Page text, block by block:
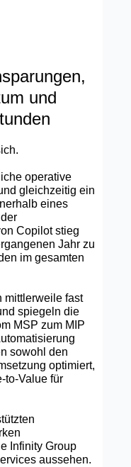
und
operative
gleichzeitig ein
eines
Copilot stieg
Jahr zu
im gesamten
mittlerweile fast
spiegeln die
MSP zum MIP
sowohl den
optimiert,
für
Infinity Group
aussehen.